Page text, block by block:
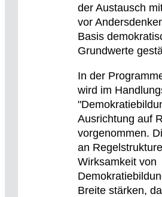
der Austausch
vor
Basis
Grundwerte
In der
wird im
Ausrichtung auf
vorgenommen.
an
Wirksamkeit von
Breite stärken,